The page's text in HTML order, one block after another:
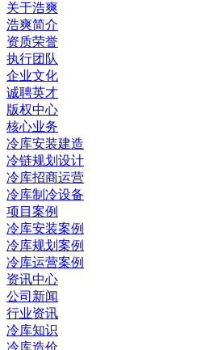
关于浩爽
浩爽简介
资质荣誉
执行团队
企业文化
诚聘英才
版权中心
核心业务
冷库安装建造
冷链规划设计
冷库招商运营
冷库制冷设备
项目案例
冷库安装案例
冷库规划案例
冷库运营案例
资讯中心
公司新闻
行业资讯
冷库知识
冷库造价